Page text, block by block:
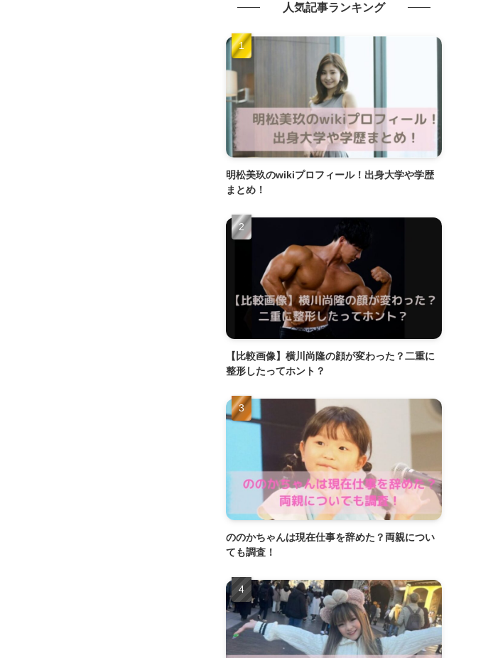
人気記事ランキング
明松美玖のwikiプロフィール！出身大学や学歴
まとめ！
【比較画像】横川尚隆の顔が変わった？二重に
整形したってホント？
ののかちゃんは現在仕事を辞めた？両親につい
ても調査！